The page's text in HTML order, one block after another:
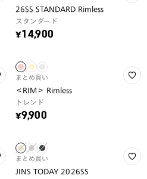
26SS STANDARD Rimless
スタンダード
¥14,900
まとめ買い
＜RIM＞ Rimless
トレンド
¥9,900
まとめ買い
JINS TODAY 2026SS